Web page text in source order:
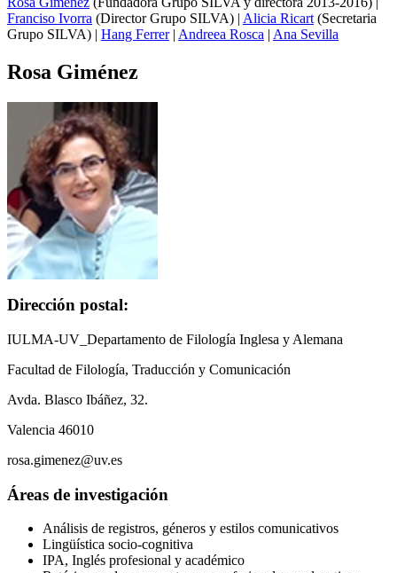
Franciso Ivorra (Director Grupo SILVA) | Alicia Ricart (Secretaria
Grupo SILVA) | Hang Ferrer| Andreea Rosca | Ana Sevilla
Rosa Giménez
Dirección postal:
IULMA-UV_Departamento de Filología Inglesa y Alemana
Facultad de Filología, Traducción y Comunicación
Avda. Blasco Ibáñez, 32.
Valencia 46010
rosa.gimenez@uv.es
Áreas de investigación
Análisis de registros, géneros y estilos comunicativos
Lingüística socio-cognitiva
IPA, Inglés profesional y académico